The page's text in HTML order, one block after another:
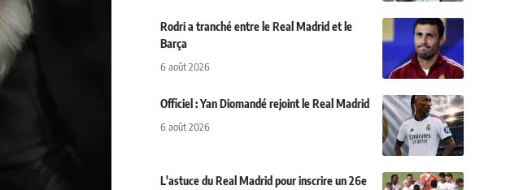
Rodri a tranché entre le Real Madrid et le
Barça
6 août 2026
Officiel : Yan Diomandé rejoint le Real Madrid
6 août 2026
L'astuce du Real Madrid pour inscrire un 26e